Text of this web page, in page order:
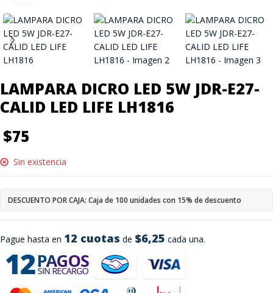
LAMPARA DICRO LED 5W JDR-E27-
CALID LED LIFE LH1816
$75
Pague hasta en 12 cuotas de $6,25 cada una.
Sin existencia
DESCUENTO POR CAJA: Caja de 100 unidades con 15% de descuento